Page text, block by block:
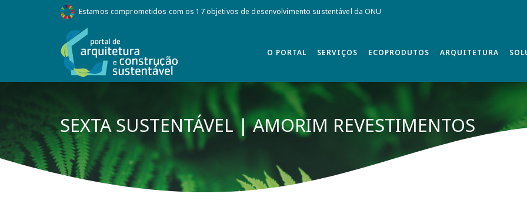
Estamos comprometidos com os 17 objetivos de desenvolvimento sustentável da ONU
O PORTAL SERVIÇOS ECOPRODUTOS ARQUITETURA
SEXTA SUSTENTÁVEL | AMORIM REVESTIMENTOS